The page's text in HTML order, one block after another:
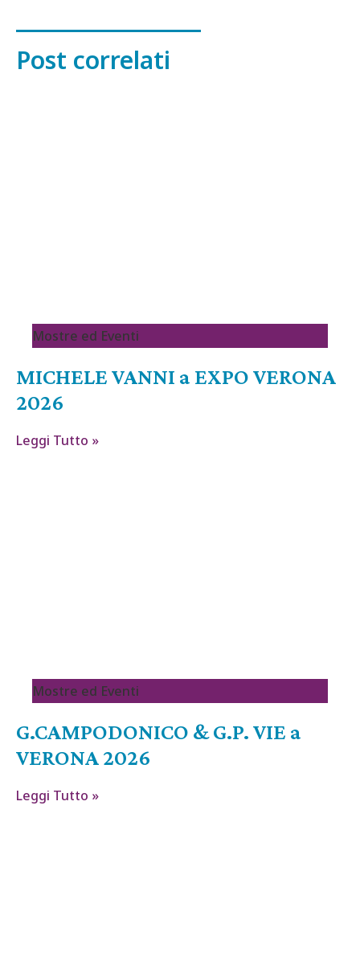
Post correlati
Mostre ed Eventi
MICHELE VANNI a EXPO VERONA
2026
Leggi Tutto »
Mostre ed Eventi
G.CAMPODONICO & G.P. VIE a
VERONA 2026
Leggi Tutto »